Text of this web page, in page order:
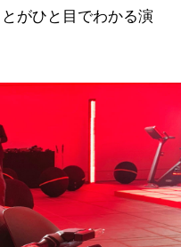
がひと目でわかる演